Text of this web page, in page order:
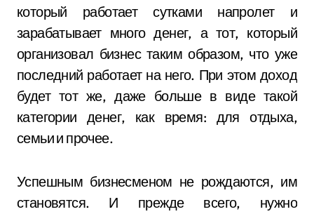
который работает сутками напролет и
зарабатывает много денег, а тот, который
организовал бизнес таким образом, что уже
последний работает на него. При этом доход
будет тот же, даже больше в виде такой
категории денег, как время: для отдыха,
семьи и прочее.
Успешным бизнесменом не рождаются, им
становятся. И прежде всего, нужно